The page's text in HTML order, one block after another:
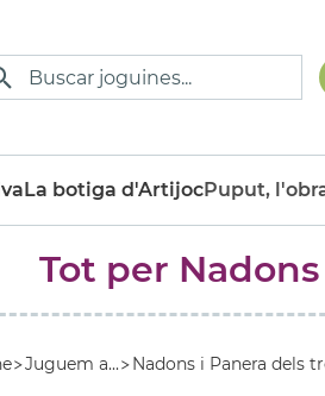
La botiga d'ArtijocPuput,
Tot per Nadons
Juguem a... Nadons i Panera dels